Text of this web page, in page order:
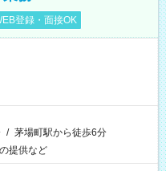
登録・面接OK
/ 茅場町駅から徒歩6分
提供など